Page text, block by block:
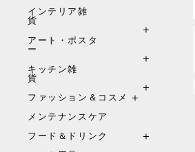
インテリア雑
貨
アート・ポスタ
ー
キッチン雑
貨
ファッション＆コスメ
メンテナンスケア
フード＆ドリンク